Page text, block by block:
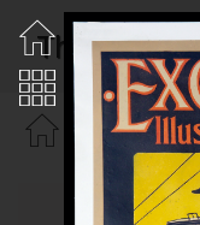
Thouroude